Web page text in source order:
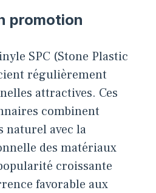
promotion
SPC (Stone Plastic
régulièrement
attractives. Ces
combinent
naturel avec la
des matériaux
croissante
favorable aux